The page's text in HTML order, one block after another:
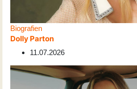
Biografien
Dolly Parton
11.07.2026